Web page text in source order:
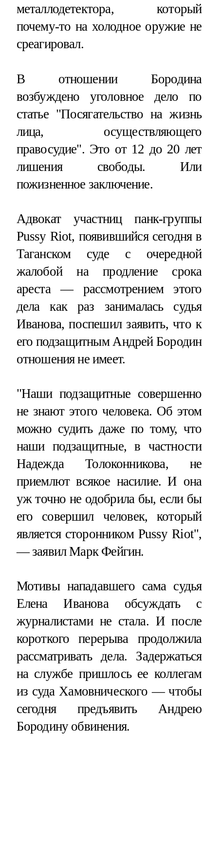
металлодетектора, который
почему-то на холодное оружие не
среагировал.
В отношении Бородина
возбуждено уголовное дело по
статье "Посягательство на жизнь
лица, осуществляющего
правосудие". Это от 12 до 20 лет
лишения свободы. Или
пожизненное заключение.
Адвокат участниц панк-группы
Pussy Riot, появившийся сегодня в
Таганском суде с очередной
жалобой на продление срока
ареста — рассмотрением этого
дела как раз занималась судья
Иванова, поспешил заявить, что к
его подзащитным Андрей Бородин
отношения не имеет.
"Наши подзащитные совершенно
не знают этого человека. Об этом
можно судить даже по тому, что
наши подзащитные, в частности
Надежда Толоконникова, не
приемлют всякое насилие. И она
уж точно не одобрила бы, если бы
его совершил человек, который
является сторонником Pussy Riot",
— заявил Марк Фейгин.
Мотивы нападавшего сама судья
Елена Иванова обсуждать с
журналистами не стала. И после
короткого перерыва продолжила
рассматривать дела. Задержаться
на службе пришлось ее коллегам
из суда Хамовнического — чтобы
сегодня предъявить Андрею
Бородину обвинения.